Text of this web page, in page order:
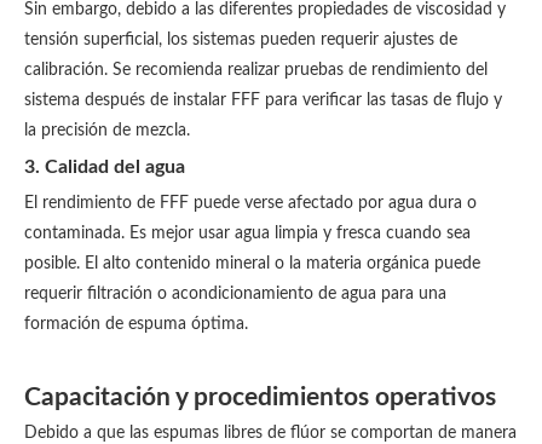
Sin embargo, debido a las diferentes propiedades de viscosidad y
tensión superficial, los sistemas pueden requerir ajustes de
calibración. Se recomienda realizar pruebas de rendimiento del
sistema después de instalar FFF para verificar las tasas de flujo y
la precisión de mezcla.
3. Calidad del agua
El rendimiento de FFF puede verse afectado por agua dura o
contaminada. Es mejor usar agua limpia y fresca cuando sea
posible. El alto contenido mineral o la materia orgánica puede
requerir filtración o acondicionamiento de agua para una
formación de espuma óptima.
Capacitación y procedimientos operativos
Debido a que las espumas libres de flúor se comportan de manera